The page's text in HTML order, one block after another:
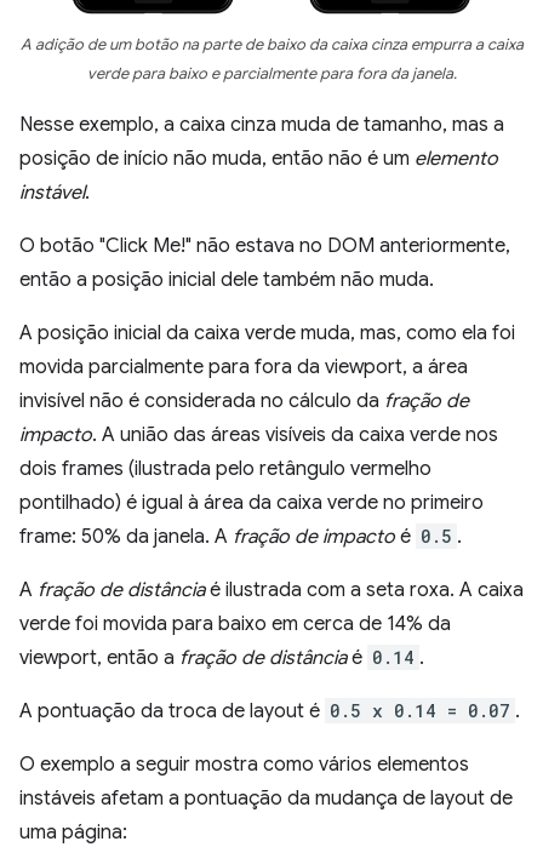
A adição de um botão na parte de baixo da caixa cinza empurra a caixa
verde para baixo e parcialmente para fora da janela.
Nesse exemplo, a caixa cinza muda de tamanho, mas a
posição de início não muda, então não é um elemento
instável.
O botão "Click Me!" não estava no DOM anteriormente,
então a posição inicial dele também não muda.
A posição inicial da caixa verde muda, mas, como ela foi
movida parcialmente para fora da viewport, a área
invisível não é considerada no cálculo da fração de
impacto. A união das áreas visíveis da caixa verde nos
dois frames (ilustrada pelo retângulo vermelho
pontilhado) é igual à área da caixa verde no primeiro
frame: 50% da janela. A fração de impacto é 0.5 .
A fração de distânciaé ilustrada com a seta roxa. A caixa
verde foi movida para baixo em cerca de 14% da
viewport, então a fração de distânciaé 0.14 .
A pontuação da troca de layout é 0.5 x 0.14 = 0.07 .
O exemplo a seguir mostra como vários elementos
instáveis afetam a pontuação da mudança de layout de
uma página: